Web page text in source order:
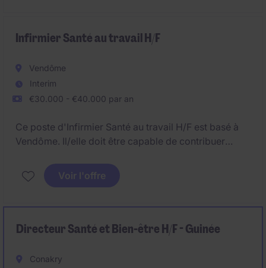
Infirmier Santé au travail H/F
Vendôme
Interim
€30.000 - €40.000 par an
Ce poste d'Infirmier Santé au travail H/F est basé à
Vendôme. Il/elle doit être capable de contribuer
professionnels et à la promotion de la santé au sein
d'un environnement industriel. Vous serez chargé(e)
Voir l'offre
Directeur Santé et Bien-être H/F - Guinée
Conakry